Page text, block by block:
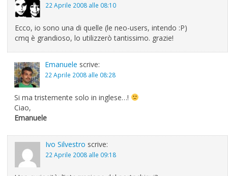
22 Aprile 2008 alle 08:10
Ecco, io sono una di quelle (le neo-users, intendo :P)
cmq è grandioso, lo utilizzerò tantissimo. grazie!
Emanuele scrive:
22 Aprile 2008 alle 08:28
Si ma tristemente solo in inglese…!
Ciao,
Emanuele
Ivo Silvestro scrive:
22 Aprile 2008 alle 09:18